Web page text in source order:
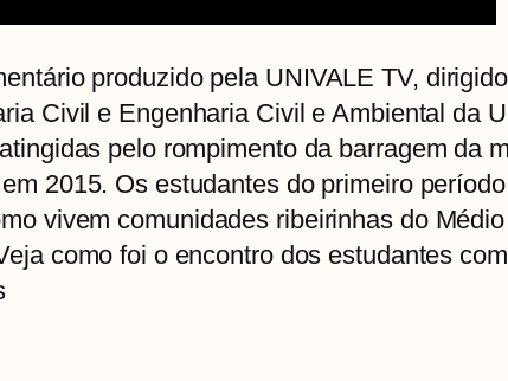
produzido pela UNIVALE TV,
Civil e Engenharia Civil e Ambiental da
pelo rompimento da barragem da
2015. Os estudantes do primeiro
vivem comunidades ribeirinhas do
como foi o encontro dos estudantes